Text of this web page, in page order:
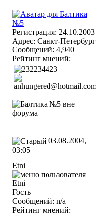
Регистрация: 24.10.2003
Адрес: Санкт-Петербург
Сообщений: 4,940
Рейтинг мнений:
03.08.2004,
03:05
Etni
Гость
Сообщений: n/a
Рейтинг мнений: